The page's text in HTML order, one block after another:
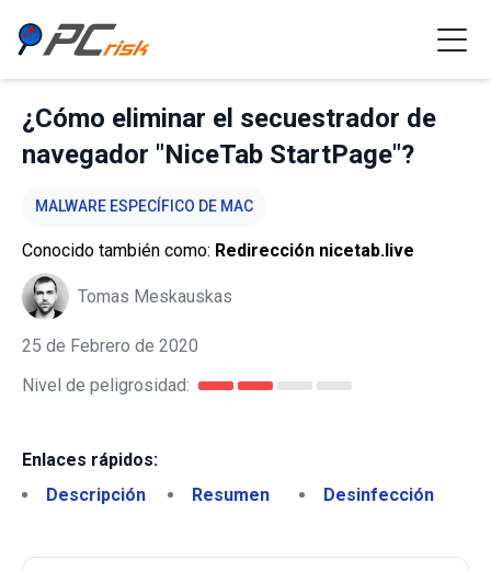
¿Cómo eliminar el secuestrador de
navegador "NiceTab StartPage"?
MALWARE ESPECÍFICO DE MAC
Conocido también como: Redirección nicetab.live
Tomas Meskauskas
25 de Febrero de 2020
Nivel de peligrosidad:
Enlaces rápidos:
Descripción
Resumen Desinfección